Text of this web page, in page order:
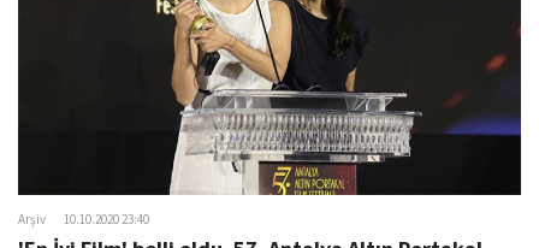
Arşiv 10.10.2020 23:40